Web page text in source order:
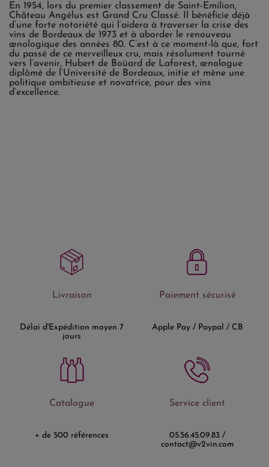
En 1954, lors du premier classement de Saint-Emilion,
Château Angélus est Grand Cru Classé. Il bénéficie déjà
d’une forte notoriété qui l’aidera à traverser la crise des
vins de Bordeaux de 1973 et à aborder le renouveau
œnologique des années 80. C’est à ce moment-là que, fort
du passé de ce merveilleux cru, mais résolument tourné
vers l’avenir, Hubert de Boüard de Laforest, œnologue
diplômé de l’Université de Bordeaux, initie et mène une
politique ambitieuse et novatrice, pour des vins
d’excellence.
Livraison
Délai d'Expédition moyen 7
jours
Paiement sécurisé
Apple Pay / Paypal / CB
Catalogue
+ de 500 références
Service client
05.56.45.09.83 /
contact@v2vin.com